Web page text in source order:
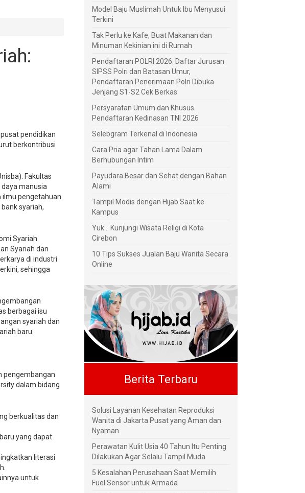
pendidikan
berkontribusi
Fakultas
manusia
ilmu pengetahuan
syariah,
Syariah.
Syariah dan
di industri
sehingga
berbagai isu
syariah dan
baru.
pengembangan
dalam bidang
berkualitas dan
yang dapat
literasi
untuk
Model Baju Muslimah Untuk Ibu Menyusui
Terkini
Tak Perlu ke Kafe, Buat Makanan dan
Minuman Kekinian ini di Rumah
Pendaftaran POLRI 2026: Daftar Jurusan
SIPSS Polri dan Batasan Umur,
Pendaftaran Penerimaan Polri Dibuka
Jenjang S1-S2 Cek Berkas
Persyaratan Umum dan Khusus
Pendaftaran Kedinasan TNI 2026
Selebgram Terkenal di Indonesia
Cara Pria agar Tahan Lama Dalam
Berhubungan Intim
Payudara Besar dan Sehat dengan Bahan
Alami
Tampil Modis dengan Hijab Saat ke
Kampus
Yuk... Kunjungi Wisata Religi di Kota
Cirebon
10 Tips Sukses Jualan Baju Wanita Secara
Online
Berita Terbaru
Solusi Layanan Kesehatan Reproduksi
Wanita di Jakarta Pusat yang Aman dan
Nyaman
Perawatan Kulit Usia 40 Tahun Itu Penting
Dilakukan Agar Selalu Tampil Muda
5 Kesalahan Perusahaan Saat Memilih
Fuel Sensor untuk Armada